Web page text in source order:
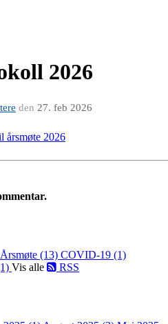
2026
den 27. feb 2026
årsmøte 2026
Årsmøte (13) COVID-19 (1)
Vis alle RSS